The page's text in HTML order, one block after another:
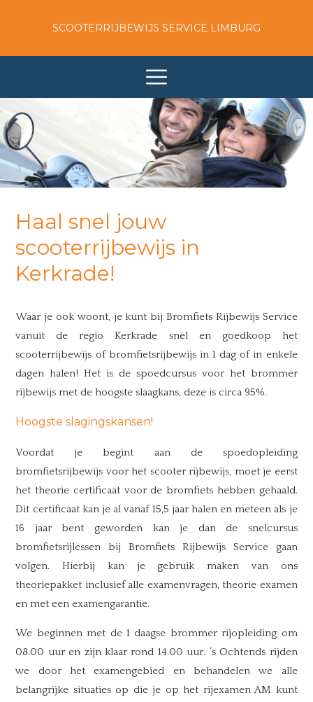
SCOOTERRIJBEWIJS SERVICE LIMBURG
Haal snel jouw
scooterrijbewijs in
Kerkrade!
Waar je ook woont, je kunt bij Bromfiets Rijbewijs Service
vanuit de regio Kerkrade snel en goedkoop het
scooterrijbewijs of bromfietsrijbewijs in 1 dag of in enkele
dagen halen! Het is de spoedcursus voor het brommer
rijbewijs met de hoogste slaagkans, deze is circa 95%.
Hoogste slagingskansen!
Voordat je begint aan de spoedopleiding
bromfietsrijbewijs voor het scooter rijbewijs, moet je eerst
het theorie certificaat voor de bromfiets hebben gehaald.
Dit certificaat kan je al vanaf 15,5 jaar halen en meteen als je
16 jaar bent geworden kan je dan de snelcursus
bromfietsrijlessen bij Bromfiets Rijbewijs Service gaan
volgen. Hierbij kan je gebruik maken van ons
theoriepakket inclusief alle examenvragen, theorie examen
en met een examengarantie.
We beginnen met de 1 daagse brommer rijopleiding om
08.00 uur en zijn klaar rond 14.00 uur. ’s Ochtends rijden
we door het examengebied en behandelen we alle
belangrijke situaties op die je op het rijexamen AM kunt